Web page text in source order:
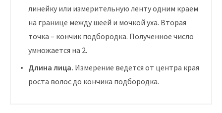
линейку или измерительную ленту одним краем
на границе между шеей и мочкой уха. Вторая
точка – кончик подбородка. Полученное число
умножается на 2.
Длина лица. Измерение ведется от центра края
роста волос до кончика подбородка.